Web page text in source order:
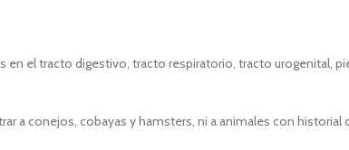
en el tracto digestivo, tracto respiratorio, tracto urogenital,
a conejos, cobayas y hamsters, ni a animales con